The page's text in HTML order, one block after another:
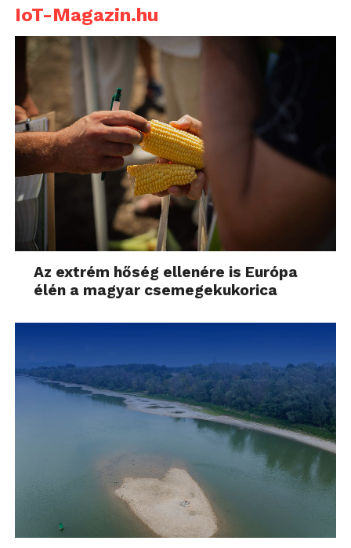
IoT-Magazin.hu
Az extrém hőség ellenére is Európa
élén a magyar csemegekukorica